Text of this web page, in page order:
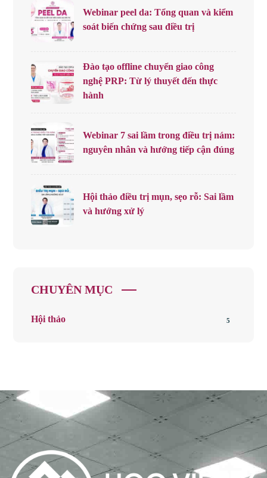
Webinar peel da: Tổng quan và kiểm
soát biến chứng sau điều trị
Đào tạo offline chuyển giao công
nghệ PRP: Từ lý thuyết đến thực
hành
Webinar 7 sai lầm trong điều trị nám:
nguyên nhân và hướng tiếp cận đúng
Hội thảo điều trị mụn, sẹo rỗ: Sai lầm
và hướng xử lý
CHUYÊN MỤC
Hội thảo 5